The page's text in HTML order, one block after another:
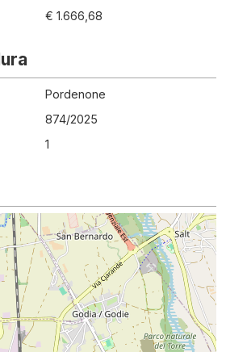
€ 1.666,68
Pordenone
874/2025
1